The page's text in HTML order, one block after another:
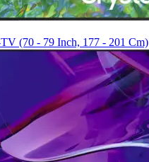
(70 - 79 Inch, 177 - 201 Cm)